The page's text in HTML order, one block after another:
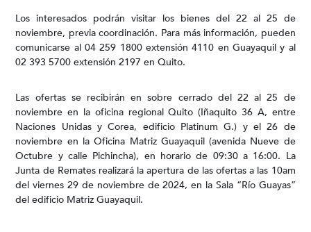
Los interesados podrán visitar los bienes del 22 al 25 de
noviembre, previa coordinación. Para más información, pueden
comunicarse al 04 259 1800 extensión 4110 en Guayaquil y al
02 393 5700 extensión 2197 en Quito.
Las ofertas se recibirán en sobre cerrado del 22 al 25 de
noviembre en la oficina regional Quito (Iñaquito 36 A, entre
Naciones Unidas y Corea, edificio Platinum G.) y el 26 de
noviembre en la Oficina Matriz Guayaquil (avenida Nueve de
Octubre y calle Pichincha), en horario de 09:30 a 16:00. La
Junta de Remates realizará la apertura de las ofertas a las 10am
del viernes 29 de noviembre de 2024, en la Sala “Río Guayas”
del edificio Matriz Guayaquil.